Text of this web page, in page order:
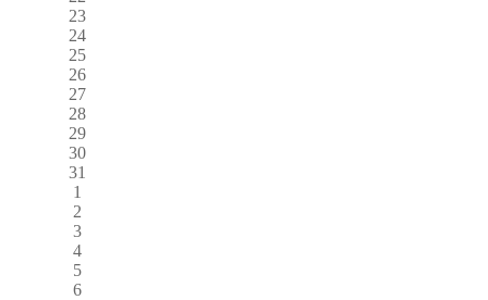
23
24
25
26
27
28
29
30
31
1
2
3
4
5
6